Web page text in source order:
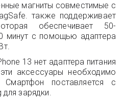
магниты совместимые с
также поддерживает
обеспечивает 50-
минут с помощью адаптера
13 нет адаптера питания
аксессуары необходимо
Смартфон поставляется с
зарядки.